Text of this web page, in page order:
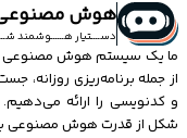
هوش
دســــتیار هــــــوشمند
ما یک سیستم هوش مصنوعی
از جمله برنامه‌ریزی روزانه،
و کدنویسی را ارائه می‌دهیم.
شکل از قدرت هوش مصنوعی